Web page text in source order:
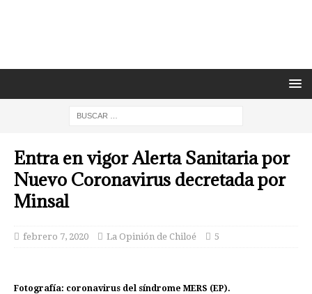
Entra en vigor Alerta Sanitaria por
Nuevo Coronavirus decretada por
Minsal
febrero 7, 2020 La Opinión de Chiloé 5
Fotografía: coronavirus del síndrome MERS (EP).